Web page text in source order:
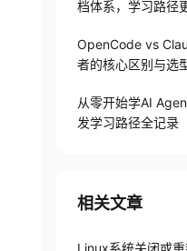
档体系，学习路径
OpenCode vs
者的核心区别与选
从零开始学AI
发学习路径全记录
相关文章
Linux系统关闭或